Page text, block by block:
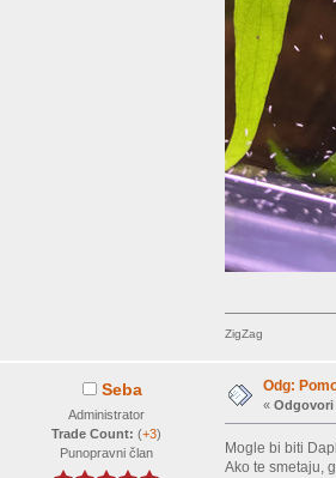
ZigZag
Seba
Administrator
Trade Count:(+3)
Punopravni član
Odg:
«Odgovori
Mogle bi biti
Ako te smetaju,